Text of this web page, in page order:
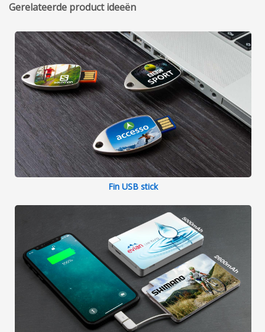
Gerelateerde product ideeën
Fin USB stick